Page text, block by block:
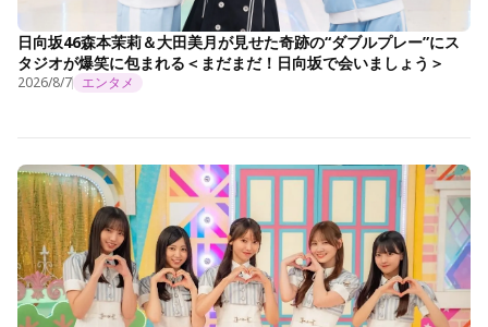
日向坂46森本茉莉＆大田美月が見せた奇跡の“ダブルプレー”にス
タジオが爆笑に包まれる＜まだまだ！日向坂で会いましょう＞
2026/8/7 エンタメ